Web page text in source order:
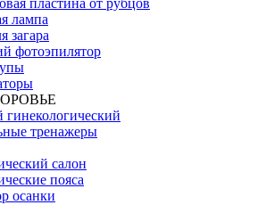
пластина от рубцов
лампа
загара
фотоэпилятор
гинекологический
тренажеры
салон
пояса
осанки